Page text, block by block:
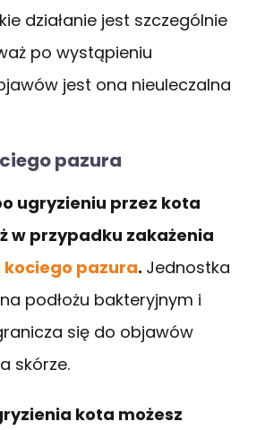
działanie jest szczególnie
po wystąpieniu
jest ona nieuleczalna
pazura
ugryzieniu przez kota
w przypadku zakażenia
kociego pazura. Jednostka
podłożu bakteryjnym i
się do objawów
skórze.
kota możesz